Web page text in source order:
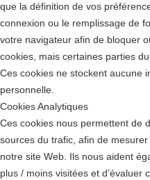
que la définition de vos
connexion ou le remplissage de
votre navigateur afin de bloquer
cookies, mais certaines parties
Ces cookies ne stockent aucune
personnelle.
Cookies Analytiques
Ces cookies nous permettent de
sources du trafic, afin de
notre site Web. Ils nous aident
plus / moins visitées et d’évaluer